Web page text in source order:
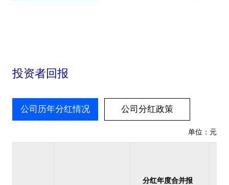
投资者回报
公司历年分红情况 公司分红政策
单位：元
分红年度合并报